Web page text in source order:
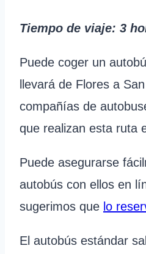
Tiempo de viaje: 3
Puede coger un
llevará de Flores a
compañías de
que realizan esta ruta
Puede asegurarse
autobús con ellos en
sugerimos que lo
El autobús estándar